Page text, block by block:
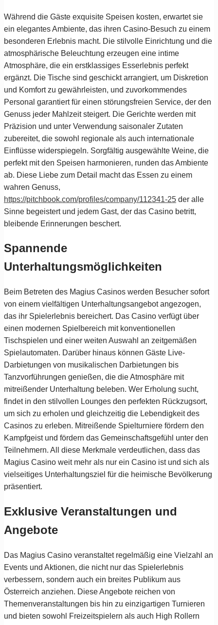
Während die Gäste exquisite Speisen kosten, erwartet sie
ein elegantes Ambiente, das ihren Casino-Besuch zu einem
besonderen Erlebnis macht. Die stilvolle Einrichtung und die
atmosphärische Beleuchtung erzeugen eine intime
Atmosphäre, die ein erstklassiges Esserlebnis perfekt
ergänzt. Die Tische sind geschickt arrangiert, um Diskretion
und Komfort zu gewährleisten, und zuvorkommendes
Personal garantiert für einen störungsfreien Service, der den
Genuss jeder Mahlzeit steigert. Die Gerichte werden mit
Präzision und unter Verwendung saisonaler Zutaten
zubereitet, die sowohl regionale als auch internationale
Einflüsse widerspiegeln. Sorgfältig ausgewählte Weine, die
perfekt mit den Speisen harmonieren, runden das Ambiente
ab. Diese Liebe zum Detail macht das Essen zu einem
wahren Genuss,
https://pitchbook.com/profiles/company/112341-25 der alle
Sinne begeistert und jedem Gast, der das Casino betritt,
bleibende Erinnerungen beschert.
Spannende
Unterhaltungsmöglichkeiten
Beim Betreten des Magius Casinos werden Besucher sofort
von einem vielfältigen Unterhaltungsangebot angezogen,
das ihr Spielerlebnis bereichert. Das Casino verfügt über
einen modernen Spielbereich mit konventionellen
Tischspielen und einer weiten Auswahl an zeitgemäßen
Spielautomaten. Darüber hinaus können Gäste Live-
Darbietungen von musikalischen Darbietungen bis
Tanzvorführungen genießen, die die Atmosphäre mit
mitreißender Unterhaltung beleben. Wer Erholung sucht,
findet in den stilvollen Lounges den perfekten Rückzugsort,
um sich zu erholen und gleichzeitig die Lebendigkeit des
Casinos zu erleben. Mitreißende Spielturniere fördern den
Kampfgeist und fördern das Gemeinschaftsgefühl unter den
Teilnehmern. All diese Merkmale verdeutlichen, dass das
Magius Casino weit mehr als nur ein Casino ist und sich als
vielseitiges Unterhaltungsziel für die heimische Bevölkerung
präsentiert.
Exklusive Veranstaltungen und
Angebote
Das Magius Casino veranstaltet regelmäßig eine Vielzahl an
Events und Aktionen, die nicht nur das Spielerlebnis
verbessern, sondern auch ein breites Publikum aus
Österreich anziehen. Diese Angebote reichen von
Themenveranstaltungen bis hin zu einzigartigen Turnieren
und bieten sowohl Freizeitspielern als auch High Rollern